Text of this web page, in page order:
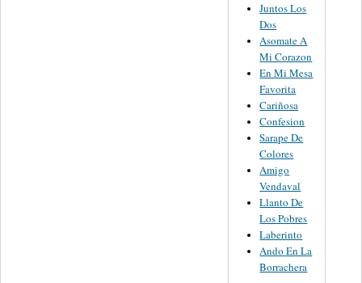
Juntos Los
Dos
Asomate A
Mi Corazon
En Mi Mesa
Favorita
Cariñosa
Confesion
Sarape De
Colores
Amigo
Vendaval
Llanto De
Los Pobres
Laberinto
Ando En La
Borrachera